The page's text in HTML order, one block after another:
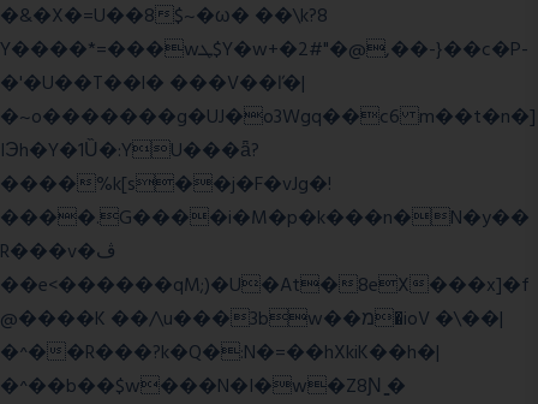
�&�X�=U��8$~�ω� ��\k?8
Y����*=���wܛ$Y�w+�2#"�@,��-}��c�P-
�'�U��T��l� ���V��ľ�|
�~o�������g�UJ�o3Wgq��c6 m��t�n�]
IЭh�Y�1Ȕ�:YU���ǟ?
����%k[s��j�F�vJg�!
����.G����i�M�p�k���n�N�y��
R���v�ڤ
��e<������qM;)�U�At�8eX���x]�f
@����K ��/\u���3bw��מ�ioV �\��|
�^��R���?k�Q�:N�=��hXkiK��h�|
�^��b��$w���N�I�w�Z8Ɲ ͚�